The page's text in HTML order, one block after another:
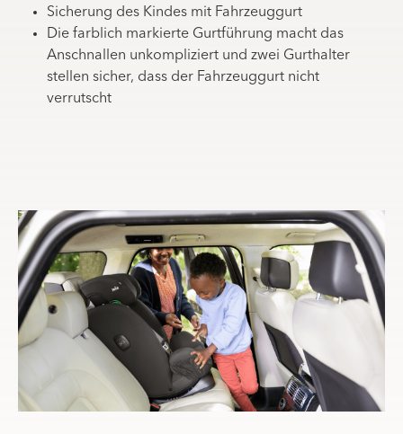
Sicherung des Kindes mit Fahrzeuggurt
Die farblich markierte Gurtführung macht das
Anschnallen unkompliziert und zwei Gurthalter
stellen sicher, dass der Fahrzeuggurt nicht
verrutscht